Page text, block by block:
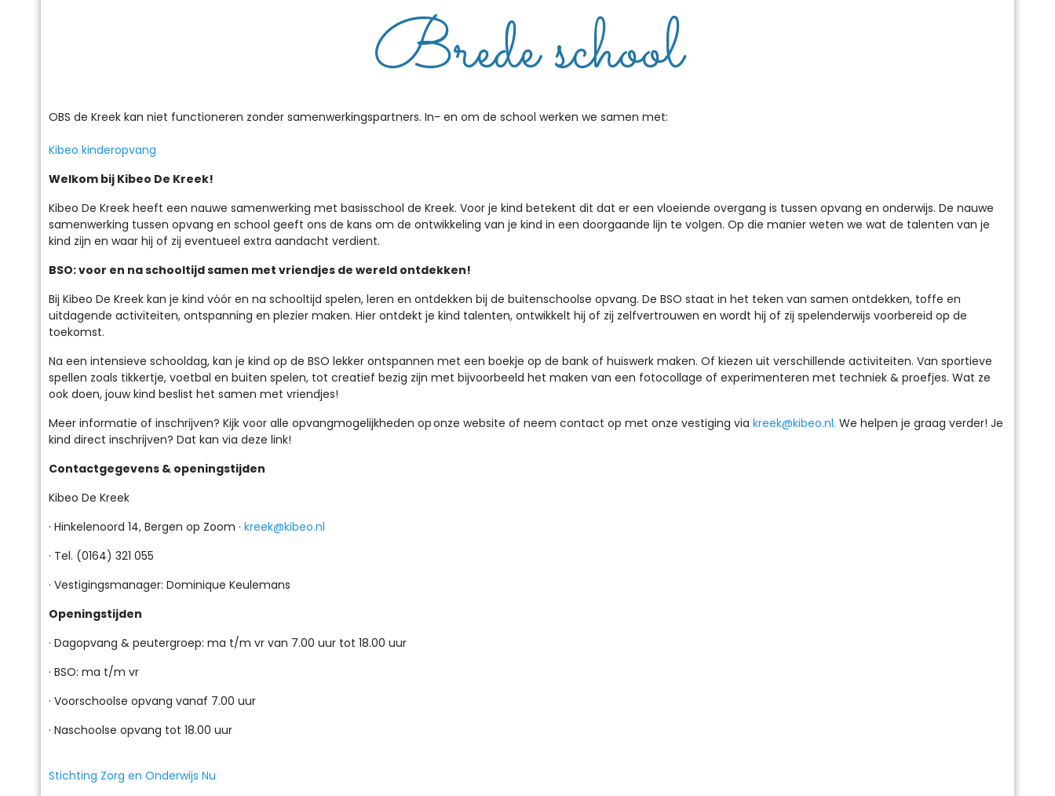
Brede school
OBS de Kreek kan niet functioneren zonder samenwerkingspartners. In- en om de school werken we samen met:
Kibeo kinderopvang
Welkom bij Kibeo De Kreek!
Kibeo De Kreek heeft een nauwe samenwerking met basisschool de Kreek. Voor je kind betekent dit dat er een vloeiende overgang is tussen opvang en onderwijs. De nauwe
samenwerking tussen opvang en school geeft ons de kans om de ontwikkeling van je kind in een doorgaande lijn te volgen. Op die manier weten we wat de talenten van je
kind zijn en waar hij of zij eventueel extra aandacht verdient.
BSO: voor en na schooltijd samen met vriendjes de wereld ontdekken!
Bij Kibeo De Kreek kan je kind vóór en na schooltijd spelen, leren en ontdekken bij de buitenschoolse opvang. De BSO staat in het teken van samen ontdekken, toffe en
uitdagende activiteiten, ontspanning en plezier maken. Hier ontdekt je kind talenten, ontwikkelt hij of zij zelfvertrouwen en wordt hij of zij spelenderwijs voorbereid op de
toekomst.
Na een intensieve schooldag, kan je kind op de BSO lekker ontspannen met een boekje op de bank of huiswerk maken. Of kiezen uit verschillende activiteiten. Van sportieve
spellen zoals tikkertje, voetbal en buiten spelen, tot creatief bezig zijn met bijvoorbeeld het maken van een fotocollage of experimenteren met techniek & proefjes. Wat ze
ook doen, jouw kind beslist het samen met vriendjes!
Meer informatie of inschrijven? Kijk voor alle opvangmogelijkheden op onze website of neem contact op met onze vestiging via kreek@kibeo.nl. We helpen je graag verder! Je
kind direct inschrijven? Dat kan via deze link!
Contactgegevens & openingstijden
Kibeo De Kreek
· Hinkelenoord 14, Bergen op Zoom · kreek@kibeo.nl
· Tel. (0164) 321 055
· Vestigingsmanager: Dominique Keulemans
Openingstijden
· Dagopvang & peutergroep: ma t/m vr van 7.00 uur tot 18.00 uur
· BSO: ma t/m vr
· Voorschoolse opvang vanaf 7.00 uur
· Naschoolse opvang tot 18.00 uur
Stichting Zorg en Onderwijs Nu